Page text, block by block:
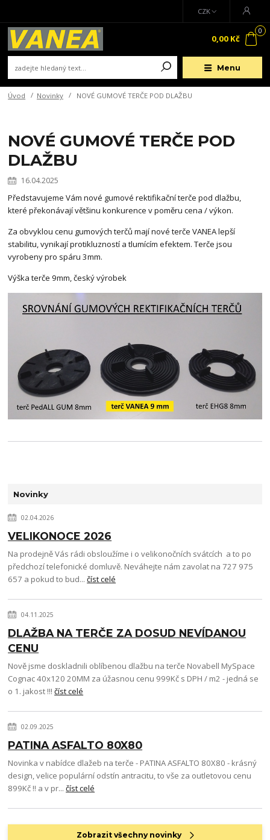
Menu
CZK
0
0,00 Kč
Úvod Novinky NOVÉ GUMOVÉ TERČE POD DLAŽBU
Novinky
02.04.2026
VELIKONOCE 2026
Na prodejně Vás rádi obsloužíme i o velikonočních svátcích a to po
předchozí telefonické domluvě. Neváhejte nám zavolat na 727 975
657 a pokud to bud...číst celé
04.11.2025
DLAŽBA NA TERČE ZA DOSUD NEVÍDANOU
CENU
Nově jsme doskladnili oblíbenou dlažbu na terče Novabell MySpace
Cognac 40x120 20MM za úžasnou cenu 999Kč s DPH / m2 - jedná se
o 1. jakost !!!číst celé
02.09.2025
PATINA ASFALTO 80X80
Novinka v nabídce dlažeb na terče - PATINA ASFALTO 80X80 - krásný
design, velice populární odstín antracitu, to vše za outletovou cenu
899Kč !! a v pr...číst celé
Zobrazit všechny novinky
NOVÉ GUMOVÉ TERČE POD
DLAŽBU
16.04.2025
Představujeme Vám nové gumové rektifikační terče pod dlažbu,
které překonávají většinu konkurence v poměru cena / výkon.
Za obvyklou cenu gumových terčů mají nové terče VANEA lepší
stabilitu, vynikají protikluzností a tlumícím efektem. Terče jsou
vyrobeny pro spáru 3mm.
Výška terče 9mm, český výrobek